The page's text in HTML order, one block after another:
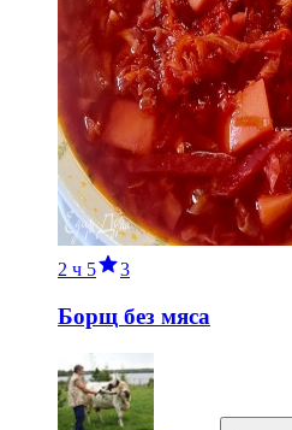
2 ч 5 3
Борщ без мяса